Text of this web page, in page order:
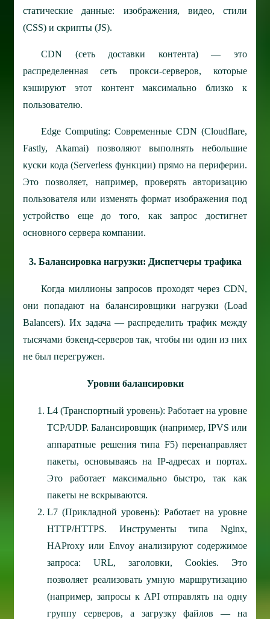
статические данные: изображения, видео, стили
(CSS) и скрипты (JS).
CDN (сеть доставки контента) — это
распределенная сеть прокси-серверов, которые
кэшируют этот контент максимально близко к
пользователю.
Edge Computing: Современные CDN (Cloudflare,
Fastly, Akamai) позволяют выполнять небольшие
куски кода (Serverless функции) прямо на периферии.
Это позволяет, например, проверять авторизацию
пользователя или изменять формат изображения под
устройство еще до того, как запрос достигнет
основного сервера компании.
3. Балансировка нагрузки: Диспетчеры трафика
Когда миллионы запросов проходят через CDN,
они попадают на балансировщики нагрузки (Load
Balancers). Их задача — распределить трафик между
тысячами бэкенд-серверов так, чтобы ни один из них
не был перегружен.
Уровни балансировки
L4 (Транспортный уровень): Работает на уровне
TCP/UDP. Балансировщик (например, IPVS или
аппаратные решения типа F5) перенаправляет
пакеты, основываясь на IP-адресах и портах.
Это работает максимально быстро, так как
пакеты не вскрываются.
L7 (Прикладной уровень): Работает на уровне
HTTP/HTTPS. Инструменты типа Nginx,
HAProxy или Envoy анализируют содержимое
запроса: URL, заголовки, Cookies. Это
позволяет реализовать умную маршрутизацию
(например, запросы к API отправлять на одну
группу серверов, а загрузку файлов — на